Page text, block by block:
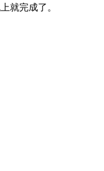
就完成了。